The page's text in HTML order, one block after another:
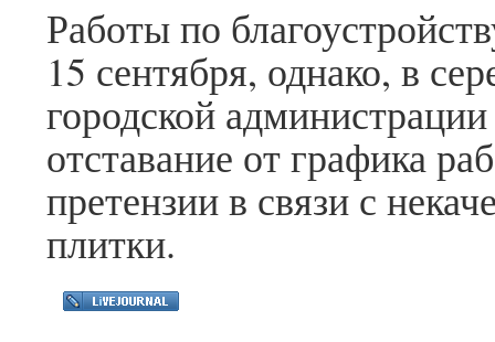
Работы по
15 сентября, однако, в
городской
отставание от графика
претензии в связи с
плитки.